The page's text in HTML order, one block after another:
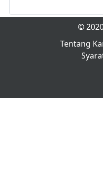
©
Tentang